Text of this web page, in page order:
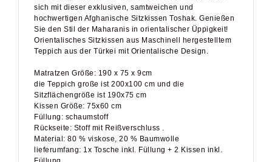
hochwertigen Afghanische Sitzkissen Toshak. Genießen
Sie den Stil der Maharanis in orientalischer Üppigkeit!
Orientalisches Sitzkissen aus Maschinell hergestelltem
Teppich aus der Türkei mit Orientalische Design.
Matratzen Größe: 190 x 75 x 9cm
die Teppich große ist 200x100 cm und die
Sitzflächengröße ist 190x75 cm
Kissen Größe: 75x60 cm
Füllung: schaumstoff
Rückseite: Stoff mit Reißverschluss .
Material: 80 % viskose, 20 % Baumwolle
lieferumfang: 1x Tosche inkl. Füllung + 2 Kissen inkl.
Füllung
wählen Sie die Matratzen + Kissen mit oder ohne